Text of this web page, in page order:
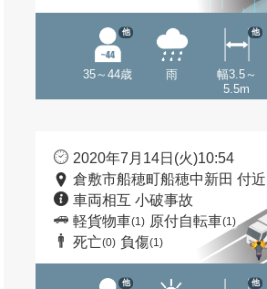
35～44歳
他
雨
幅3.5～
5.5m
他
2020年7月14日(火)10:54
倉敷市船穂町船穂中新田 付近
車両相互 小破事故
軽貨物車(1) 原付自転車(1)
死亡(0) 負傷(1)
他 他